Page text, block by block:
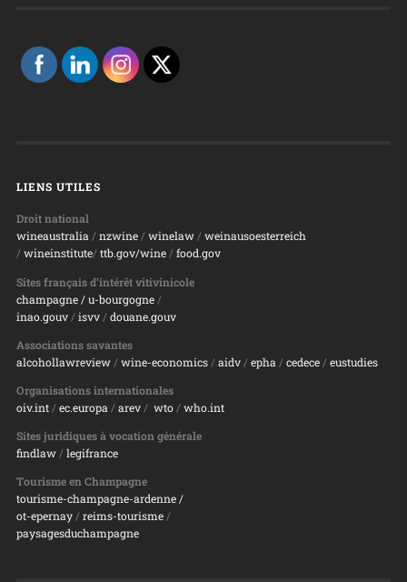
LIENS UTILES
Droit national
wineaustralia/ nzwine/ winelaw/ weinausoesterreich
/ wineinstitute/ ttb.gov/wine/ food.gov
Sites français d’intérêt vitivinicole
champagne/ u-bourgogne/
inao.gouv/ isvv/ douane.gouv
Associations savantes
alcohollawreview/ wine-economics/ aidv/ epha / cedece/ eustudies
Organisations internationales
oiv.int/ ec.europa / arev/ wto/ who.int
Sites juridiques à vocation générale
findlaw/ legifrance
Tourisme en Champagne
tourisme-champagne-ardenne /
ot-epernay/ reims-tourisme/
paysagesduchampagne